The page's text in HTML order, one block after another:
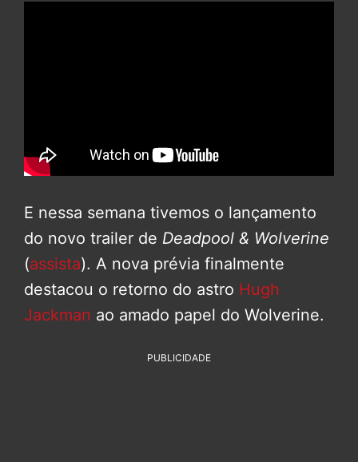
E nessa semana tivemos o lançamento
do novo trailer de Deadpool & Wolverine
(assista). A nova prévia finalmente
destacou o retorno do astro Hugh
Jackman ao amado papel do Wolverine.
PUBLICIDADE